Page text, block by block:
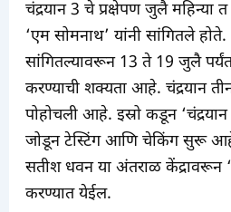
चंद्रयान 3 चे प्रक्षेपण जुलै महिन्या
‘एम सोमनाथ’ यांनी सांगितले
सांगितल्यावरून 13 ते 19 जुलै पर्यंत
करण्याची शक्यता आहे. चंद्रयान
पोहोचली आहे. इस्रो कडून
जोडून टेस्टिंग आणि चेकिंग सुरू आहे.
सतीश धवन या अंतराळ केंद्रावरून
करण्यात येईल.